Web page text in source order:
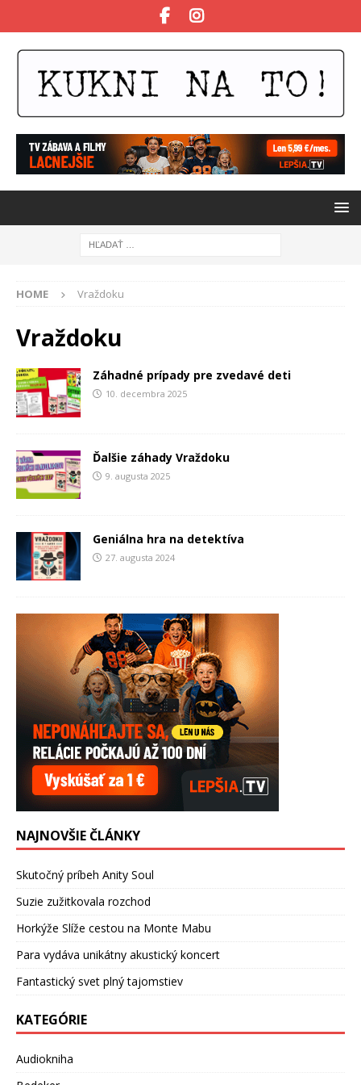
HOME Vraždoku
Vraždoku
Záhadné prípady pre zvedavé deti
10. decembra 2025
Ďalšie záhady Vraždoku
9. augusta 2025
Geniálna hra na detektíva
27. augusta 2024
NAJNOVŠIE ČLÁNKY
Skutočný príbeh Anity Soul
Suzie zužitkovala rozchod
Horkýže Slíže cestou na Monte Mabu
Para vydáva unikátny akustický koncert
Fantastický svet plný tajomstiev
KATEGÓRIE
Audiokniha